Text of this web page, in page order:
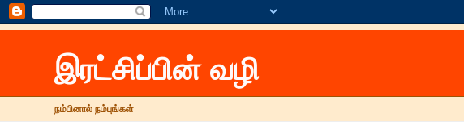
இரட்சிப்பின் வழி
நம்பினால் நம்புங்கள்